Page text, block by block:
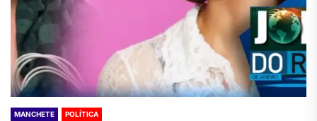
MANCHETE POLÍTICA